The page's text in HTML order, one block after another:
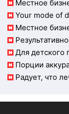
Местное бизнес сообщество
Your mode of describing all
Местное бизнес сообщество
Результативное лечение
Для детского праздника мини-
Порции аккуратные, ничего не
Радует, что лечение алкоголизма